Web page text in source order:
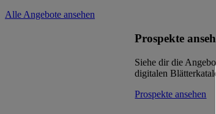
Alle Angebote ansehen
Prospekte
Siehe dir die
digitalen
Prospekte ansehen